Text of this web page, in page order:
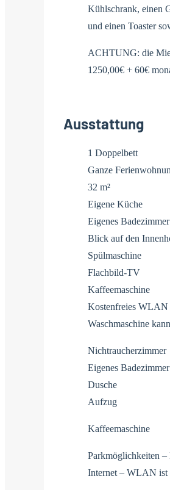
Kühlschrank, einen
und einen Toaster
ACHTUNG: die
1250,00€ + 60€
Ausstattung
1 Doppelbett
Ganze
32 m²
Eigene Küche
Eigenes Badezimmer
Blick auf den
Spülmaschine
Flachbild-TV
Kaffeemaschine
Kostenfreies WLAN
Waschmaschine
Nichtraucherzimmer
Eigenes Badezimmer
Dusche
Aufzug
Kaffeemaschine
Parkmöglichkeiten –
Internet – WLAN ist